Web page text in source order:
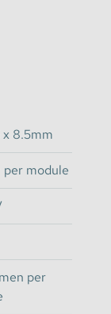
een150
groot en
100
in een
per
Dit is ook
50 led
LED
x 8.5mm
per module
per